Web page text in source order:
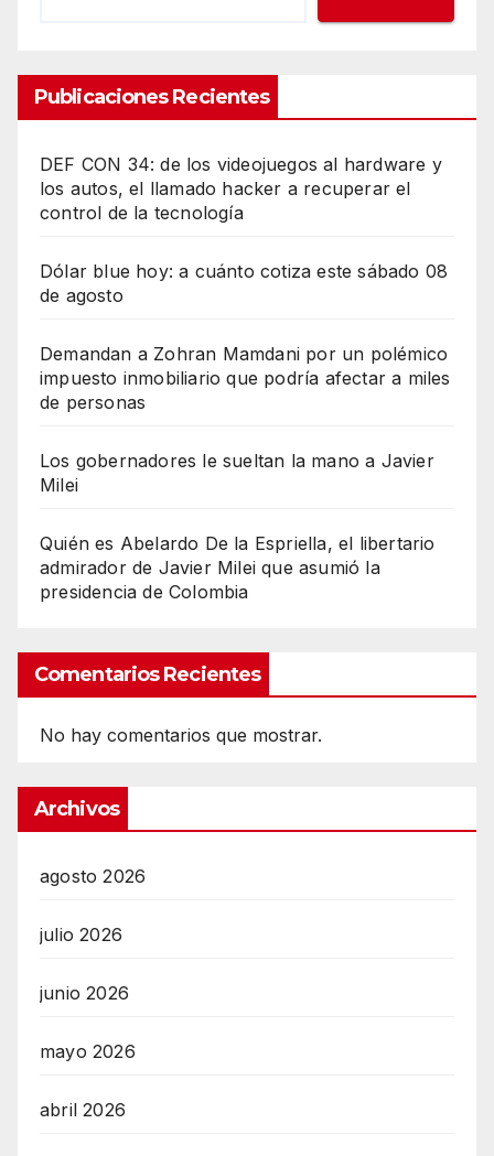
Publicaciones Recientes
DEF CON 34: de los videojuegos al hardware y
los autos, el llamado hacker a recuperar el
control de la tecnología
Dólar blue hoy: a cuánto cotiza este sábado 08
de agosto
Demandan a Zohran Mamdani por un polémico
impuesto inmobiliario que podría afectar a miles
de personas
Los gobernadores le sueltan la mano a Javier
Milei
Quién es Abelardo De la Espriella, el libertario
admirador de Javier Milei que asumió la
presidencia de Colombia
Comentarios Recientes
No hay comentarios que mostrar.
Archivos
agosto 2026
julio 2026
junio 2026
mayo 2026
abril 2026